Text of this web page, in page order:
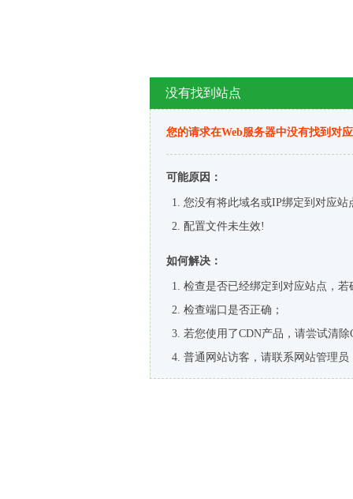
没有找到站点
您的请求在Web服务器中没有找到对
可能原因：
您没有将此域名或IP绑定到对应站
配置文件未生效!
如何解决：
检查是否已经绑定到对应站点，
检查端口是否正确；
若您使用了CDN产品，请尝试清除
普通网站访客，请联系网站管理员